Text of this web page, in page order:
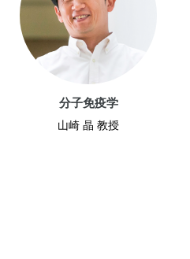
分子免疫学
山崎 晶 教授